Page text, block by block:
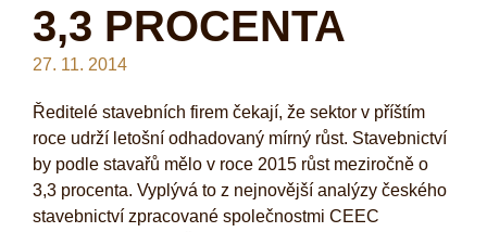
3,3 PROCENTA
27. 11. 2014
Ředitelé stavebních firem čekají, že sektor v příštím
roce udrží letošní odhadovaný mírný růst. Stavebnictví
by podle stavařů mělo v roce 2015 růst meziročně o
3,3 procenta. Vyplývá to z nejnovější analýzy českého
stavebnictví zpracované společnostmi CEEC